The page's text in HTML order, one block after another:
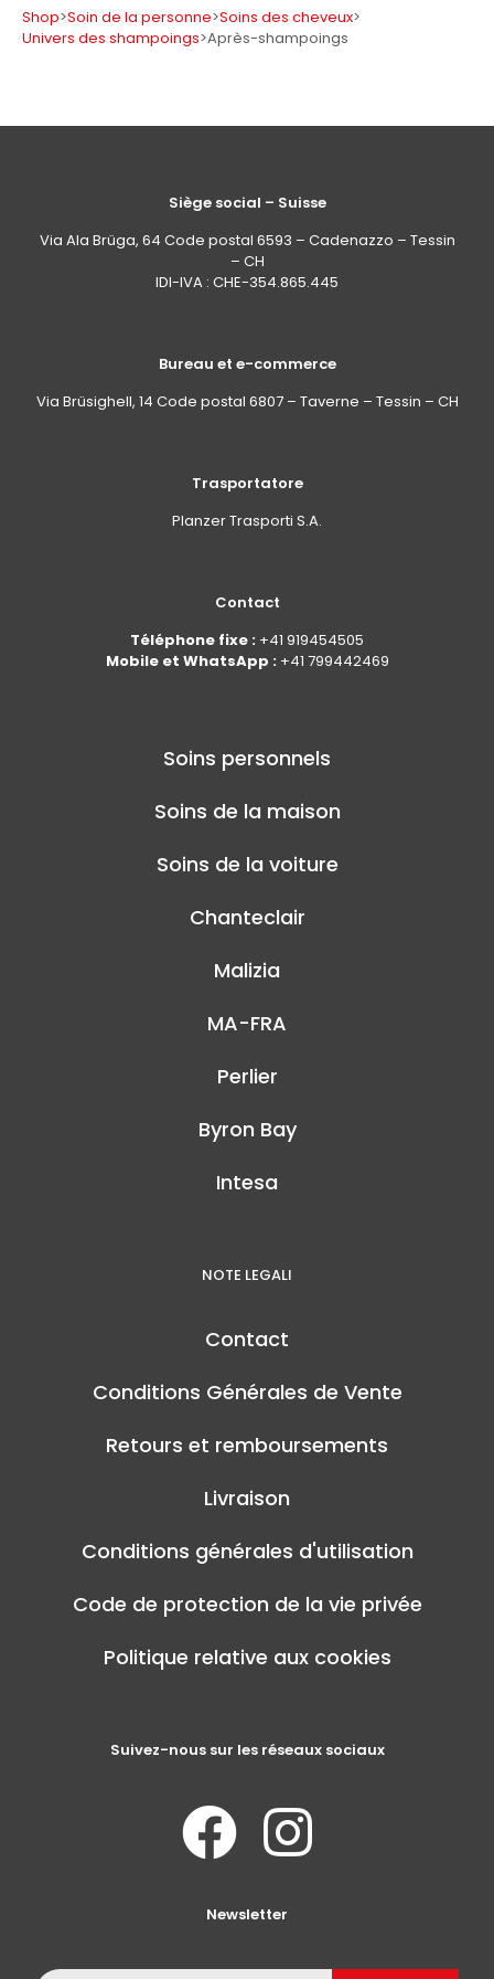
Shop>Soin de la personne>Soins des cheveux>
Univers des shampoings>Après-shampoings
Siège social – Suisse
Via Ala Brüga, 64 Code postal 6593 – Cadenazzo – Tessin
– CH
IDI-IVA : CHE-354.865.445
Bureau et e-commerce
Via Brüsighell, 14 Code postal 6807 – Taverne – Tessin – CH
Trasportatore
Planzer Trasporti S.A.
Contact
Téléphone fixe : +41 919454505
Mobile et WhatsApp : +41 799442469
Soins personnels
Soins de la maison
Soins de la voiture
Chanteclair
Malizia
MA-FRA
Perlier
Byron Bay
Intesa
NOTE LEGALI
Contact
Conditions Générales de Vente
Retours et remboursements
Livraison
Conditions générales d'utilisation
Code de protection de la vie privée
Politique relative aux cookies
Suivez-nous sur les réseaux sociaux
Newsletter